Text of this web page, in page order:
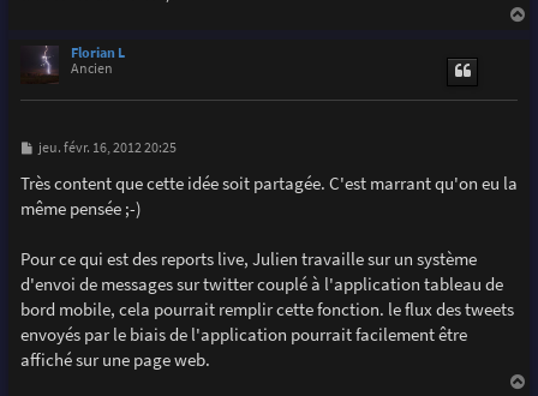
Florian L
Ancien
M
s
s
a
jeu. févr. 16, 2012 20:25
Très content que cette idée soit partagée. C'est marrant qu'on eu la
même pensée ;-)
Pour ce qui est des reports live, Julien travaille sur un système
d'envoi de messages sur twitter couplé à l'application tableau de
bord mobile, cela pourrait remplir cette fonction. le flux des tweets
envoyés par le biais de l'application pourrait facilement être
affiché sur une page web.